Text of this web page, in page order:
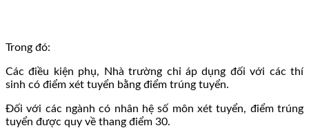
Trong đó:
Các điều kiện phụ, Nhà trường chỉ áp dụng đối với các thí
sinh có điểm xét tuyển bằng điểm trúng tuyển.
Đối với các ngành có nhân hệ số môn xét tuyển, điểm trúng
tuyển được quy về thang điểm 30.